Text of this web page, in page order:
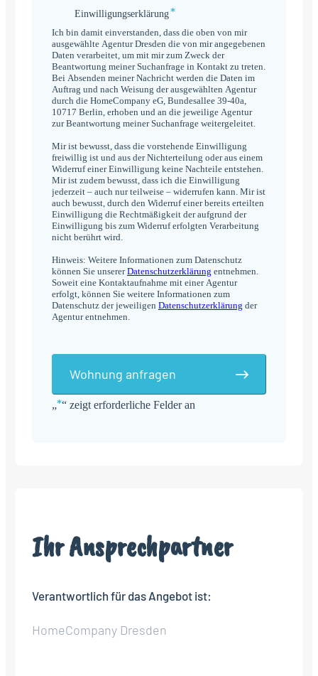
„*“ zeigt erforderliche Felder an
Einwilligungserklärung
Einwilligungserklärung*
Ich bin damit einverstanden, dass die oben von mir
ausgewählte Agentur Dresden die von mir angegebenen
Daten verarbeitet, um mit mir zum Zweck der
Beantwortung meiner Suchanfrage in Kontakt zu treten.
Bei Absenden meiner Nachricht werden die Daten im
Auftrag und nach Weisung der ausgewählten Agentur
durch die HomeCompany eG, Bundesallee 39-40a,
10717 Berlin, erhoben und an die jeweilige Agentur
zur Beantwortung meiner Suchanfrage weitergeleitet.
Mir ist bewusst, dass die vorstehende Einwilligung
freiwillig ist und aus der Nichterteilung oder aus einem
Widerruf einer Einwilligung keine Nachteile entstehen.
Mir ist zudem bewusst, dass ich die Einwilligung
jederzeit – auch nur teilweise – widerrufen kann. Mir ist
auch bewusst, durch den Widerruf einer bereits erteilten
Einwilligung die Rechtmäßigkeit der aufgrund der
Einwilligung bis zum Widerruf erfolgten Verarbeitung
nicht berührt wird.
Hinweis: Weitere Informationen zum Datenschutz
können Sie unsererDatenschutzerklärung entnehmen.
Soweit eine Kontaktaufnahme mit einer Agentur
erfolgt, können Sie weitere Informationen zum
Datenschutz der jeweiligen Datenschutzerklärung der
Agentur entnehmen.
Wohnung anfragen
Ihr Ansprechpartner
Verantwortlich für das Angebot ist:
HomeCompany Dresden